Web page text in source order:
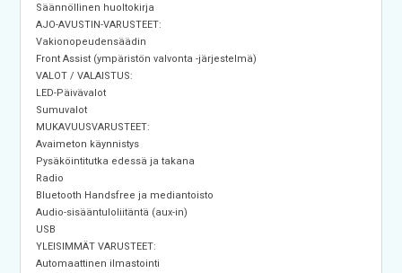
Säännöllinen huoltokirja
AJO-AVUSTIN-VARUSTEET:
Vakionopeudensäädin
Front Assist (ympäristön valvonta -järjestelmä)
VALOT / VALAISTUS:
LED-Päivävalot
Sumuvalot
MUKAVUUSVARUSTEET:
Avaimeton käynnistys
Pysäköintitutka edessä ja takana
Radio
Bluetooth Handsfree ja mediantoisto
Audio-sisääntuloliitäntä (aux-in)
USB
YLEISIMMÄT VARUSTEET:
Automaattinen ilmastointi